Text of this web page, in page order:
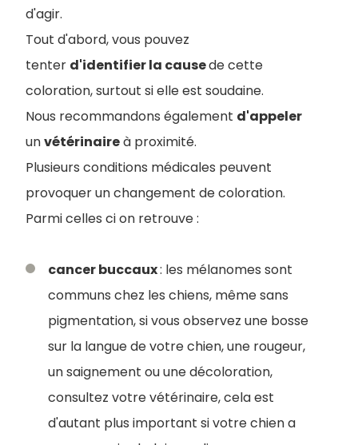
d'agir.
Tout d'abord, vous pouvez
tenter d'identifier la causede cette
coloration, surtout si elle est soudaine.
Nous recommandons également d'appeler
unvétérinaireà proximité.
Plusieurs conditions médicales peuvent
provoquer un changement de coloration.
Parmi celles ci on retrouve :
cancer buccaux: les mélanomes sont
communs chez les chiens, même sans
pigmentation, si vous observez une bosse
sur la langue de votre chien, une rougeur,
un saignement ou une décoloration,
consultez votre vétérinaire, cela est
d'autant plus important si votre chien a